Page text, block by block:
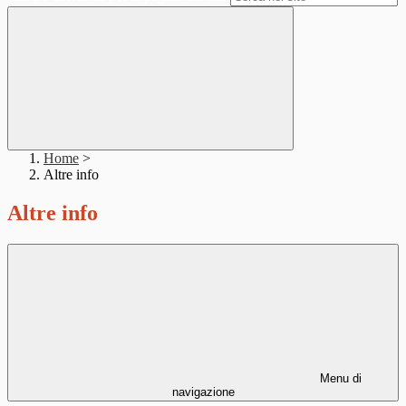
Home >
Altre info
Altre info
Menu di
navigazione